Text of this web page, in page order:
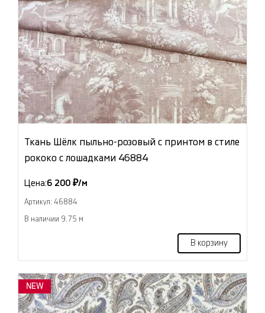
Ткань Шёлк пыльно-розовый с принтом в стиле
рококо с лошадками 46884
Цена:6 200 ₽/м
Артикул: 46884
В наличии 9.75 м
В корзину
NEW